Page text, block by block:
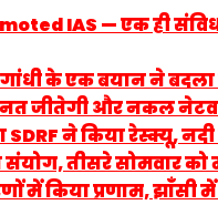
IAS — एक ही
गांधी के एक बयान ने
जीतेगी और नकल
ने किया रेस्क्यू,
संयोग, तीसरे सोमवार
में किया प्रणाम, झाँसी